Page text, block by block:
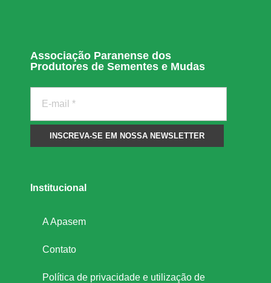
Associação Paranense dos
Produtores de Sementes e Mudas
Institucional
A Apasem
Contato
Política de privacidade e utilização de